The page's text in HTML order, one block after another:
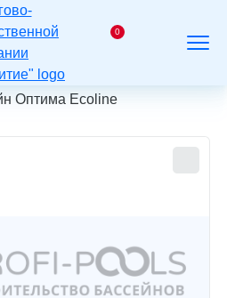
0
ПоискМеню
бассейны
Оптима Ecoline